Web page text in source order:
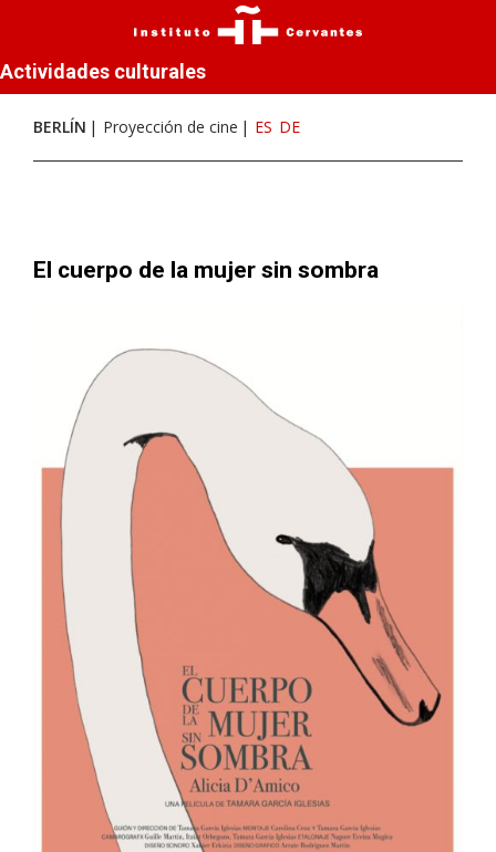
Actividades culturales
BERLÍN Proyección de cine ES DE
El cuerpo de la mujer sin sombra